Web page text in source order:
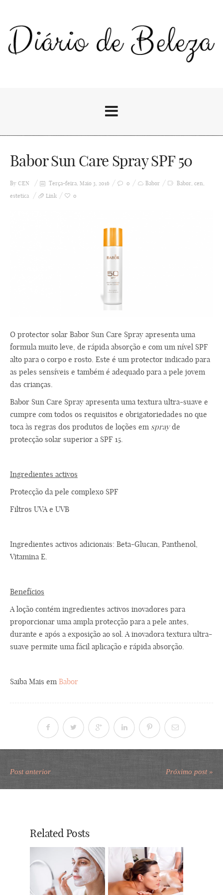
Babor Sun Care Spray SPF 50
By CEN Terça-feira, Maio 3, 2016 0 Babor Babor, cen,
estetica
Link 0
O protector solar Babor Sun Care Spray apresenta uma
formula muito leve, de rápida absorção e com um nível SPF
alto para o corpo e rosto. Este é um protector indicado para
as peles sensíveis e também é adequado para a pele jovem
das crianças.
Babor Sun Care Spray apresenta uma textura ultra-suave e
cumpre com todos os requisitos e obrigatoriedades no que
toca às regras dos produtos de loções em sprayde
protecção solar superior a SPF 15.
Ingredientes activos
Protecção da pele complexo SPF
Filtros UVA e UVB
Ingredientes activos adicionais: Beta-Glucan, Panthenol,
Vitamina E.
Benefícios
A loção contém ingredientes activos inovadores para
proporcionar uma ampla protecção para a pele antes,
durante e após a exposição ao sol. A inovadora textura ultra-
suave permite uma fácil aplicação e rápida absorção.
Saiba Mais em Babor
Post anterior Próximo post »
Related Posts